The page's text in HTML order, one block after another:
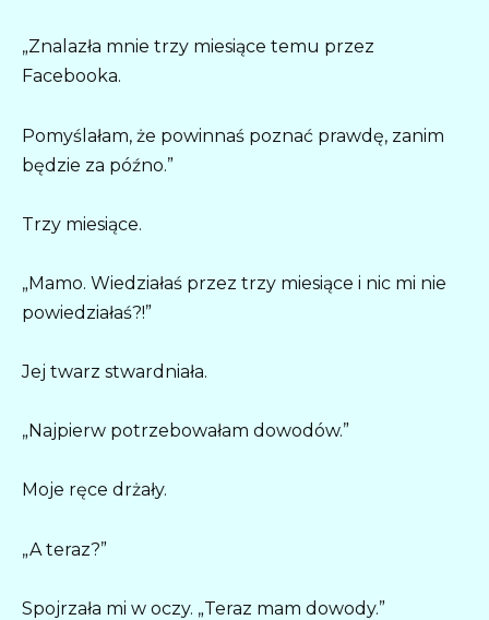
„Znalazła mnie trzy miesiące temu przez
Facebooka.
Pomyślałam, że powinnaś poznać prawdę, zanim
będzie za późno.”
Trzy miesiące.
„Mamo. Wiedziałaś przez trzy miesiące i nic mi nie
powiedziałaś?!”
Jej twarz stwardniała.
„Najpierw potrzebowałam dowodów.”
Moje ręce drżały.
„A teraz?”
Spojrzała mi w oczy. „Teraz mam dowody.”